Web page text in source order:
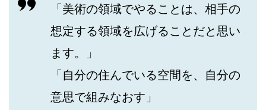
「美術の領域でやることは、相手の
想定する領域を広げることだと思い
ます。」
「自分の住んでいる空間を、自分の
意思で組みなおす」